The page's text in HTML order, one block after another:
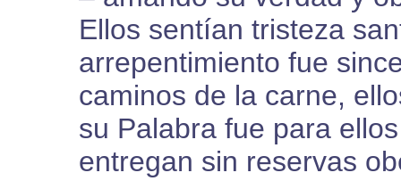
Ellos sentían tristeza
arrepentimiento fue
caminos de la carne,
su Palabra fue para
entregan sin reservas